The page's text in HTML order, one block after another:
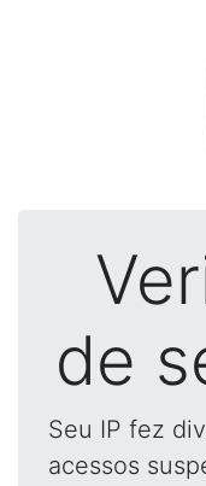
de
Seu IP fez
acessos